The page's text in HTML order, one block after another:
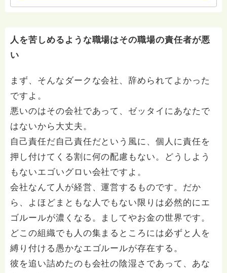
いて、あなたに向き合っています。 ですので、過去の
いします。 ※個別相談は、hasunohaオンライン相談よ
受け付けておりません。また夜中や早朝の電話もご遠慮
人を苦しめるような職場はその職場の責任者が悪
い
まず、そんなダークな会社、辞められてよかった
ですよ。
悪いのはその会社であって、ゼッタイにあなたで
はないから大丈夫。
自己責任だ自己責任だという風に、個人に責任を
押し付けてくる割に何の配慮もない。どうしよう
もないエゴいグロい会社ですよ。
会社なんて人が経営、運営するものです。だか
ら、よほどまともな人でもない限りは必然的にエ
ゴルールが濃くなる。ましてやお金の世界です。
どこの組織でも人の集まるところには必ずと人を
縛り付ける愚かなエゴルールが存在する。
彼を追い詰めたのも会社の陰湿さであって、あな